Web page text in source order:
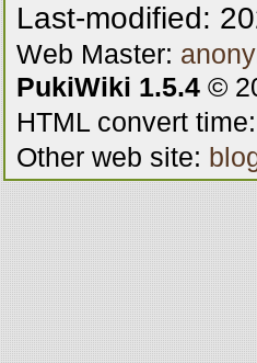
Last-modified:
Web Master:
PukiWiki 1.5.4 ©
HTML convert
Other web site: